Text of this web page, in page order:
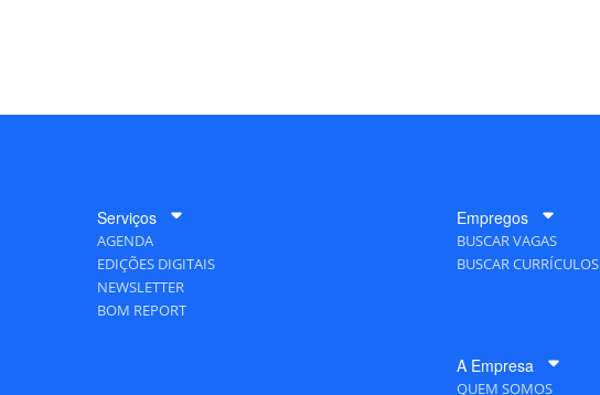
Serviços
AGENDA
EDIÇÕES DIGITAIS
NEWSLETTER
BOM REPORT
Empregos
BUSCAR VAGAS
BUSCAR CURRÍCULOS
A Empresa
QUEM SOMOS